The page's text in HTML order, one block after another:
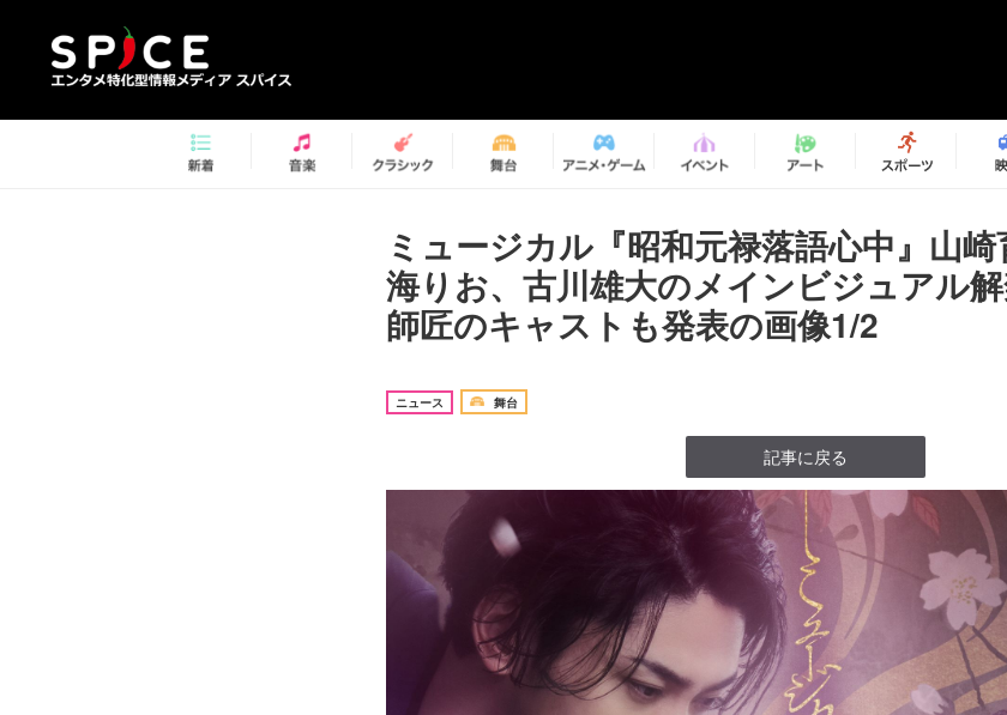
ミュージカル『昭和元禄落語心中』山
海りお、古川雄大のメインビジュアル
師匠のキャストも発表の画像1/2
ニュース 舞台
記事に戻る